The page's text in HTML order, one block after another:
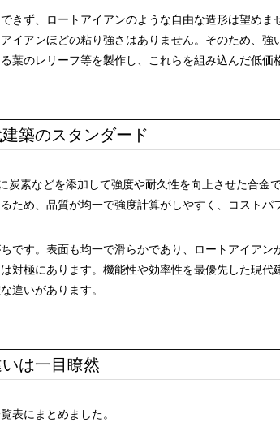
きず、ロートアイアンのような自由な造形は望めま
イアンほどの粘り強さはありません。そのため、強
葉のレリーフ等を製作し、これらを組み込んだ低価
築のスタンダード
炭素などを添加して強度や耐久性を向上させた合金
ため、品質が均一で強度計算がしやすく、コストパ
です。表面も均一で滑らかであり、ロートアイア
対極にあります。機能性や効率性を最優先した現代
違いがあります。
は一目瞭然
表にまとめました。